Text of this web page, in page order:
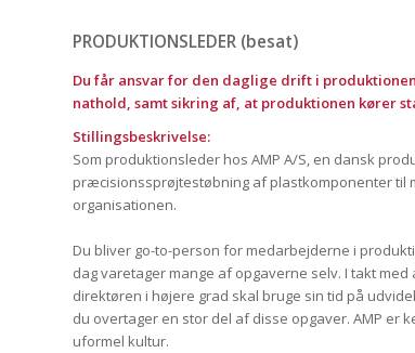
PRODUKTIONSLEDER (besat)
Du får ansvar for den daglige drift i
nathold, samt sikring af, at produktionen kører
Stillingsbeskrivelse:
Som produktionsleder hos AMP A/S, en dansk
præcisionssprøjtestøbning af plastkomponenter til
organisationen.
Du bliver go-to-person for medarbejderne i
dag varetager mange af opgaverne selv. I takt
direktøren i højere grad skal bruge sin tid på
du overtager en stor del af disse opgaver. AMP er
uformel kultur.